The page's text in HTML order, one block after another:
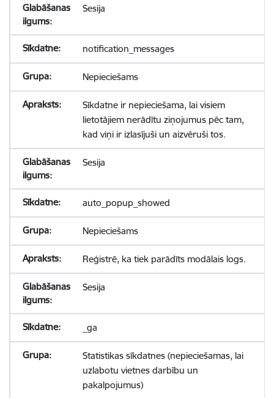
Sesija
notification_messages
Nepieciešams
Sīkdatne ir nepieciešama, lai visiem
lietotājiem nerādītu ziņojumus pēc tam,
kad viņi ir izlasījuši un aizvēruši tos.
Sesija
auto_popup_showed
Nepieciešams
Reģistrē, ka tiek parādīts modālais logs.
Sesija
_ga
Statistikas sīkdatnes (nepieciešamas, lai
uzlabotu vietnes darbību un
pakalpojumus)